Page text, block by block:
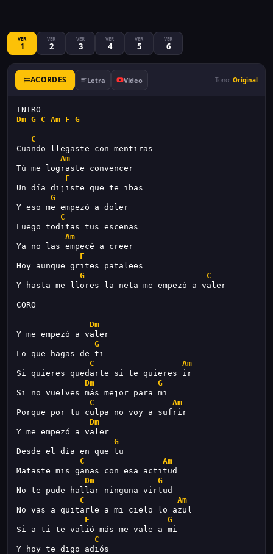
VER
1
VER
2
VER
3
VER
4
VER
5
VER
6
ACORDES Letra Video Tono: Original
INTRO
Dm-G- C -Am- F -G
C
Cuando llegaste con mentiras
Am
Tú me lograste convencer
F
Un día dijiste que te ibas
G
Y eso me empezó a doler
C
Luego toditas tus escenas
Am
Ya no las empecé a creer
F
Hoy aunque grites patalees
G
C
Y hasta me llores la neta me empezó a valer
CORO
Dm
Y me empezó a valer
G
Lo que hagas de ti
C
Am
Si quieres quedarte si te quieres ir
Dm
G
Si no vuelves más mejor para mi
C
Am
Porque por tu culpa no voy a sufrir
Dm
Y me empezó a valer
G
Desde el día en que tu
C
Am
Mataste mis ganas con esa actitud
Dm
G
No te pude hallar ninguna virtud
C
Am
No vas a quitarle a mi cielo lo azul
F
G
Si a ti te valió más me vale a mi
C
Y hoy te digo adiós